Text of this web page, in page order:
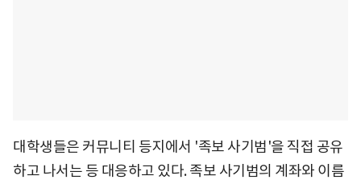
대학생들은 커뮤니티 등지에서 '족보 사기범'을 직접 공유
하고 나서는 등 대응하고 있다. 족보 사기범의 계좌와 이름